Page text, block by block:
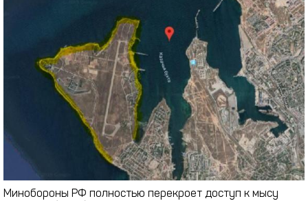
Минобороны РФ полностью перекроет доступ к мысу